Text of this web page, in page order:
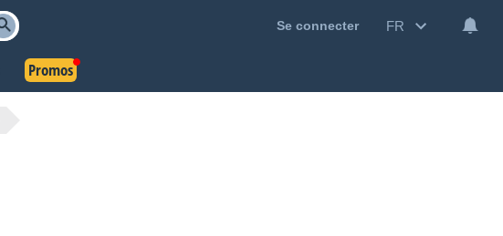
Se connecter FR
Promos